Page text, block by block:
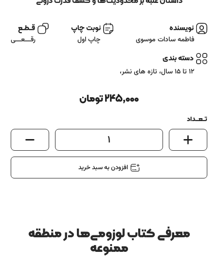
نویسنده
فاطمه سادات موسوی
نوبت چاپ
چاپ اول
قــطــع
رقـــعـــی
دسته بندی
12 تا 15 سال ، تازه های نشر،
245,000تومان
تــعـــداد
1
افزودن به سبد خرید
معرفی کتاب لوزومی‌ها در منطقه
ممنوعه